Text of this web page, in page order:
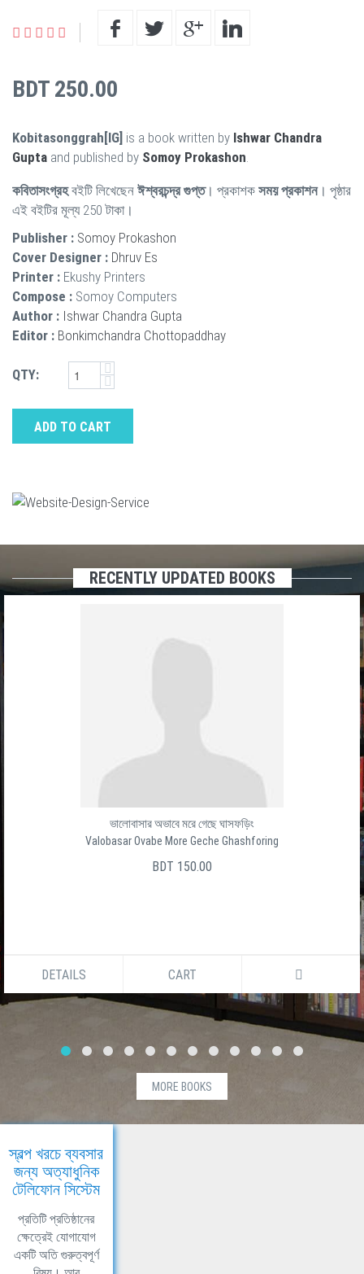
BDT 250.00
Kobitasonggrah[IG] is a book written by Ishwar Chandra
Gupta and published by Somoy Prokashon
কবিতাসংগ্রহবইটি লিখেছেন ঈশ্বরচন্দ্র গুপ্ত। প্রকাশক সময় প্রকাশন। পৃষ্ঠার
এই বইটির মূল্য 250 টাকা।
Publisher : Somoy Prokashon
Cover Designer : Dhruv Es
Printer : Ekushy Printers
Compose : Somoy Computers
Author : Ishwar Chandra Gupta
Editor : Bonkimchandra Chottopaddhay
QTY:
ADD TO CART
RECENTLY UPDATED BOOKS
ভালোবাসার অভাবে মরে গেছে ঘাসফড়িং
Valobasar Ovabe More Geche Ghashforing
BDT 150.00
DETAILS CART
MORE BOOKS
স্বল্প খরচে ব্যবসার
জন্য অত্যাধুনিক
টেলিফোন সিস্টেম
প্রতিটি প্রতিষ্ঠানের
ক্ষেত্রেই যোগাযোগ
একটি অতি গুরুত্বপূর্ণ